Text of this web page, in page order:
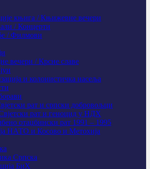
књига / Књижевне вечери
/ Концерти
/ Филмови
вечери / Крсне славе
и колонистичка насеља
рат и српски добровољци
рат и геноцид у НДХ
отаџбински рат 1991 – 1995
НАТО и Косово и Метохија
Српска
БиХ